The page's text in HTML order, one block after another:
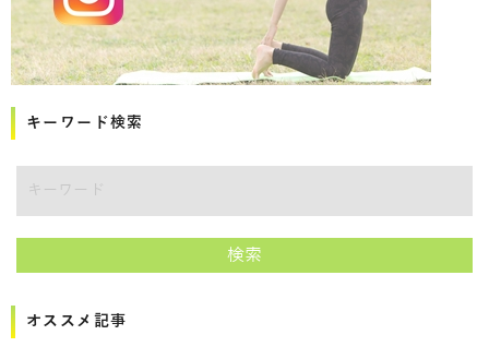
キーワード検索
検索
オススメ記事